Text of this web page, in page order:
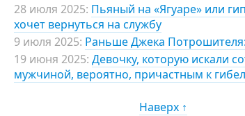
28 июля 2025: Пьяный на «Ягуаре» или
хочет вернуться на службу
9 июля 2025: Раньше Джека
19 июня 2025: Девочку, которую искали
мужчиной, вероятно, причастным к
Наверх ↑